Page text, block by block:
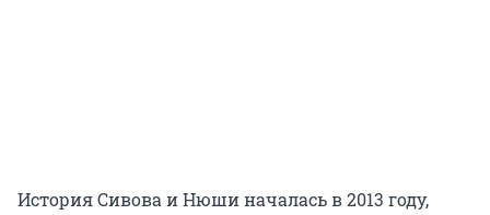
История Сивова и Нюши началась в 2013 году,